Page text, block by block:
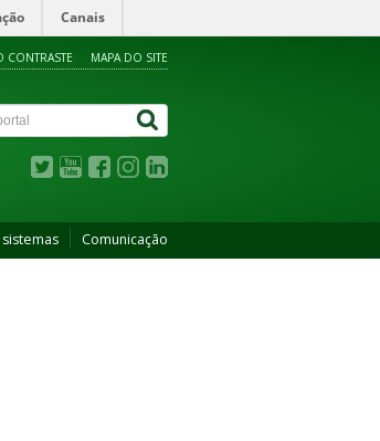
Canais
CONTRASTE MAPA DO SITE
Comunicação